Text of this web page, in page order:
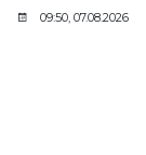
09:50, 07.08.2026